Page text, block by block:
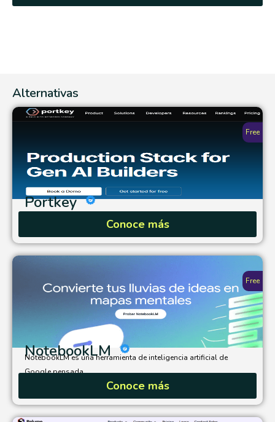
Alternativas
Portkey
Conoce más
Free
NotebookLM
NotebookLM es una herramienta de inteligencia artificial de
Google pensada...
Conoce más
Free